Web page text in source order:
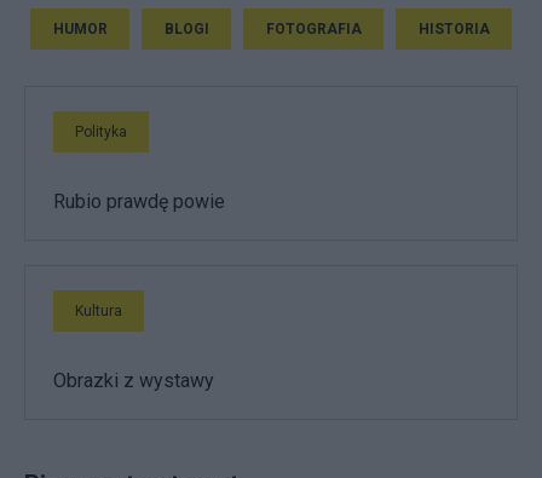
HUMOR BLOGI FOTOGRAFIA HISTORIA
Polityka
Rubio prawdę powie
Kultura
Obrazki z wystawy